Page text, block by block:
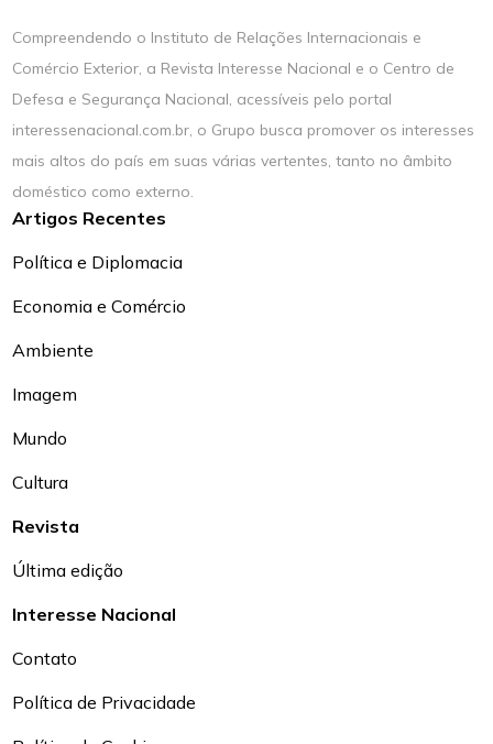
Compreendendo o Instituto de Relações Internacionais e
Comércio Exterior, a Revista Interesse Nacional e o Centro de
Defesa e Segurança Nacional, acessíveis pelo portal
interessenacional.com.br, o Grupo busca promover os interesses
mais altos do país em suas várias vertentes, tanto no âmbito
doméstico como externo.
Artigos Recentes
Política e Diplomacia
Economia e Comércio
Ambiente
Imagem
Mundo
Cultura
Revista
Última edição
Interesse Nacional
Contato
Política de Privacidade